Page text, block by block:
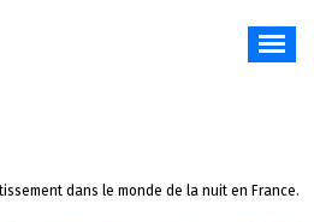
dans le monde de la nuit en France.